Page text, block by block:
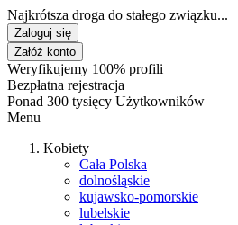
Najkrótsza droga do stałego związku...
Zaloguj się
Załóż konto
Weryfikujemy 100% profili
Bezpłatna rejestracja
Ponad 300 tysięcy Użytkowników
Menu
Kobiety
Cała Polska
dolnośląskie
kujawsko-pomorskie
lubelskie